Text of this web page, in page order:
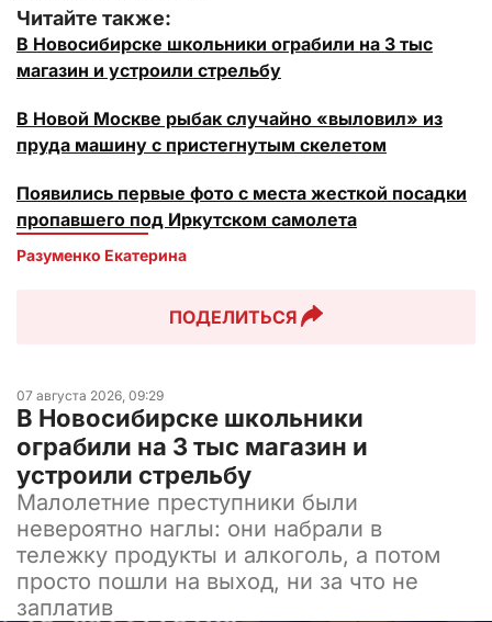
Читайте также:
В Новосибирске школьники ограбили на 3 тыс
магазин и устроили стрельбу
В Новой Москве рыбак случайно «выловил» из
пруда машину с пристегнутым скелетом
Появились первые фото с места жесткой посадки
пропавшего под Иркутском самолета
Разуменко Екатерина
ПОДЕЛИТЬСЯ
07 августа 2026, 09:29
В Новосибирске школьники
ограбили на 3 тыс магазин и
устроили стрельбу
Малолетние преступники были
невероятно наглы: они набрали в
тележку продукты и алкоголь, а потом
просто пошли на выход, ни за что не
заплатив